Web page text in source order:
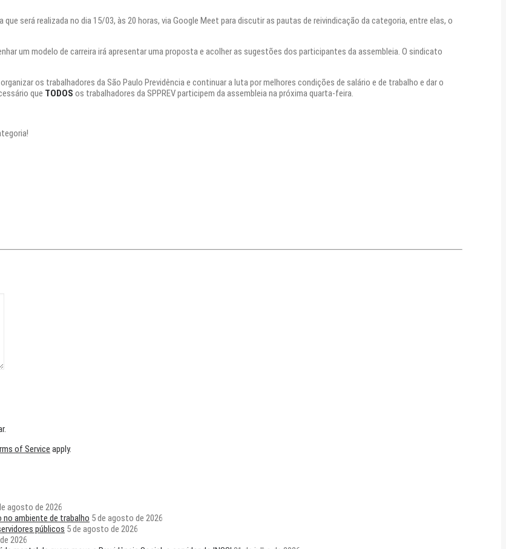
será realizada no dia 15/03, às 20 horas, via Google Meet para discutir as pautas de reivindicação da categoria, entre elas, o
um modelo de carreira irá apresentar uma proposta e acolher as sugestões dos participantes da assembleia. O sindicato
os trabalhadores da São Paulo Previdência e continuar a luta por melhores condições de salário e de trabalho e dar o
que TODOS os trabalhadores da SPPREV participem da assembleia na próxima quarta-feira.
of Service apply.
agosto de 2026
ambiente de trabalho 5 de agosto de 2026
públicos 5 de agosto de 2026
2026